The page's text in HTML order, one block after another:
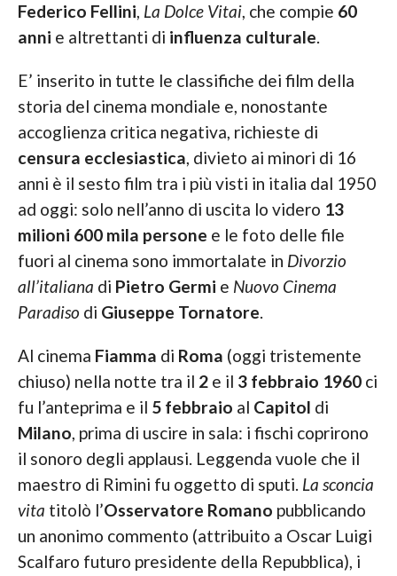
Federico Fellini, La Dolce Vitai, che compie 60
anni e altrettanti di influenza culturale.
E’ inserito in tutte le classifiche dei film della
storia del cinema mondiale e, nonostante
accoglienza critica negativa, richieste di
censura ecclesiastica, divieto ai minori di 16
anni è il sesto film tra i più visti in italia dal 1950
ad oggi: solo nell’anno di uscita lo videro 13
milioni 600 mila persone e le foto delle file
fuori al cinema sono immortalate in Divorzio
all’italiana di Pietro Germi e Nuovo Cinema
Paradiso di Giuseppe Tornatore.
Al cinema Fiamma di Roma (oggi tristemente
chiuso) nella notte tra il 2e il 3 febbraio 1960ci
fu l’anteprima e il 5 febbraio al Capitol di
Milano, prima di uscire in sala: i fischi coprirono
il sonoro degli applausi. Leggenda vuole che il
maestro di Rimini fu oggetto di sputi. La sconcia
vita titolò l’Osservatore Romano pubblicando
un anonimo commento (attribuito a Oscar Luigi
Scalfaro futuro presidente della Repubblica), i